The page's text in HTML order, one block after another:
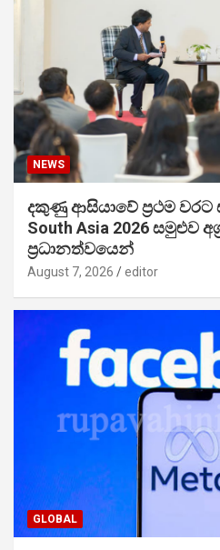
NEWS
දකුණු ආසියාවේ ප්‍රථම වරට
South Asia 2026 සමුළුව
ප්‍රධානත්වයෙන්
August 7, 2026 editor
GLOBAL